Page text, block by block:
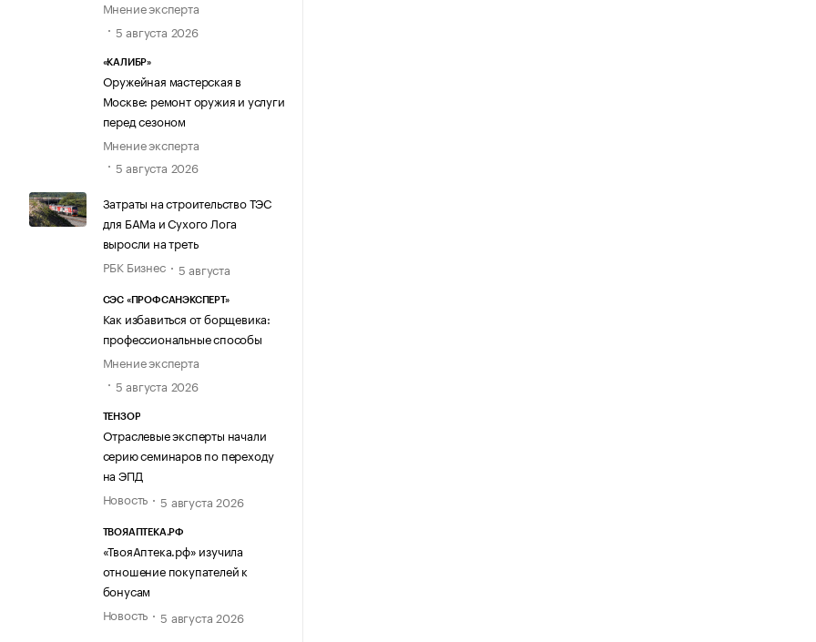
Мнение эксперта
5 августа 2026
«КАЛИБР»
Оружейная мастерская в
Москве: ремонт оружия и услуги
перед сезоном
Мнение эксперта
5 августа 2026
Затраты на строительство ТЭС
для БАМа и Сухого Лога
выросли на треть
РБК Бизнес
5 августа
СЭС «ПРОФСАНЭКСПЕРТ»
Как избавиться от борщевика:
профессиональные способы
Мнение эксперта
5 августа 2026
ТЕНЗОР
Отраслевые эксперты начали
серию семинаров по переходу
на ЭПД
Новость
5 августа 2026
ТВОЯАПТЕКА.РФ
«ТвояАптека.рф» изучила
отношение покупателей к
бонусам
Новость
5 августа 2026